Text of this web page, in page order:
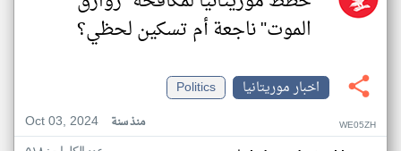
الموت" ناجعة أم تسكين لحظي؟
اخبار موريتانيا
Politics
Oct 03, 2024
منذ سنة WE05ZH